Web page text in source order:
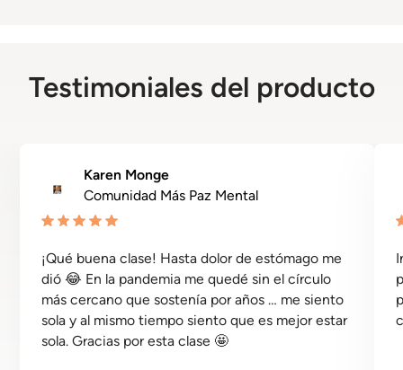
Testimoniales del producto
Karen Monge
Comunidad Más Paz Mental
¡Qué buena clase! Hasta dolor de estómago me
dió 😂 En la pandemia me quedé sin el círculo
más cercano que sostenía por años … me siento
sola y al mismo tiempo siento que es mejor estar
sola. Gracias por esta clase 🤩